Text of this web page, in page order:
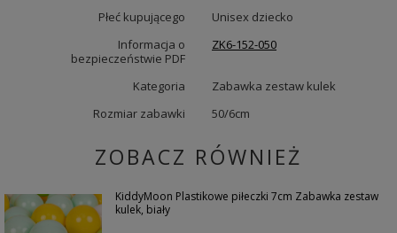
Płeć kupującego
Unisex dziecko
Informacja o
bezpieczeństwie PDF
ZK6-152-050
Kategoria
Zabawka zestaw kulek
Rozmiar zabawki
50/6cm
ZOBACZ RÓWNIEŻ
KiddyMoon Plastikowe piłeczki 7cm Zabawka zestaw
kulek, biały